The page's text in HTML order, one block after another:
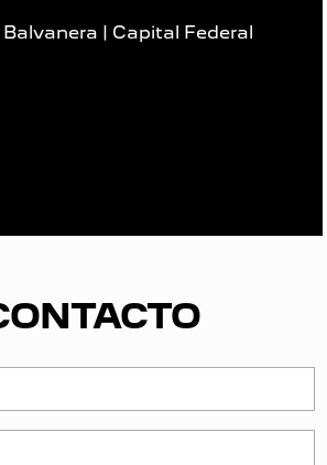
| Capital Federal